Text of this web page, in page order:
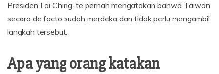
Presiden Lai Ching-te pernah mengatakan bahwa Taiwan
secara de facto sudah merdeka dan tidak perlu mengambil
langkah tersebut.
Apa yang orang katakan